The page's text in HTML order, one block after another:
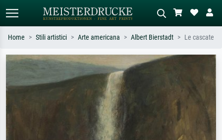
Ricerca standard Ricerca immagini AI
Cerca per artista, titolo o stile – es.
Monet, Notte stellata,
Impressionismo, onda di Hokusai,
Descrivi la scena – es. prato verde,
astratto con molto rosso, dipinto a
olio scuro, nudo in piedi vicino a un
Home Stili artistici Arte americana Albert Bierstadt Le cascate